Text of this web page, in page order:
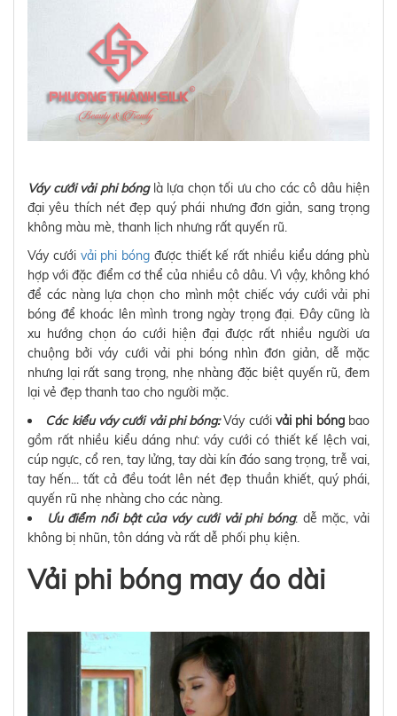
Váy cưới vải phi bónglà lựa chọn tối ưu cho các cô dâu hiện
đại yêu thích nét đẹp quý phái nhưng đơn giản, sang trọng
không màu mè, thanh lịch nhưng rất quyến rũ.
Váy cưới vải phi bóng được thiết kế rất nhiều kiểu dáng phù
hợp với đặc điểm cơ thể của nhiều cô dâu. Vì vậy, không khó
để các nàng lựa chọn cho mình một chiếc váy cưới vải phi
bóng để khoác lên mình trong ngày trọng đại. Đây cũng là
xu hướng chọn áo cưới hiện đại được rất nhiều người ưa
chuộng bởi váy cưới vải phi bóng nhìn đơn giản, dễ mặc
nhưng lại rất sang trọng, nhẹ nhàng đặc biệt quyến rũ, đem
lại vẻ đẹp thanh tao cho người mặc.
Các kiểu váy cưới vải phi bóng:Váy cướivải phi bóngbao
gồm rất nhiều kiểu dáng như: váy cưới có thiết kế lệch vai,
cúp ngực, cổ ren, tay lửng, tay dài kín đáo sang trọng, trễ vai,
tay hến... tất cả đều toát lên nét đẹp thuần khiết, quý phái,
quyến rũ nhẹ nhàng cho các nàng.
Ưu điểm nổi bật của váy cưới vải phi bóng: dễ mặc, vải
không bị nhũn, tôn dáng và rất dễ phối phụ kiện.
Vải phi bóng may áo dài